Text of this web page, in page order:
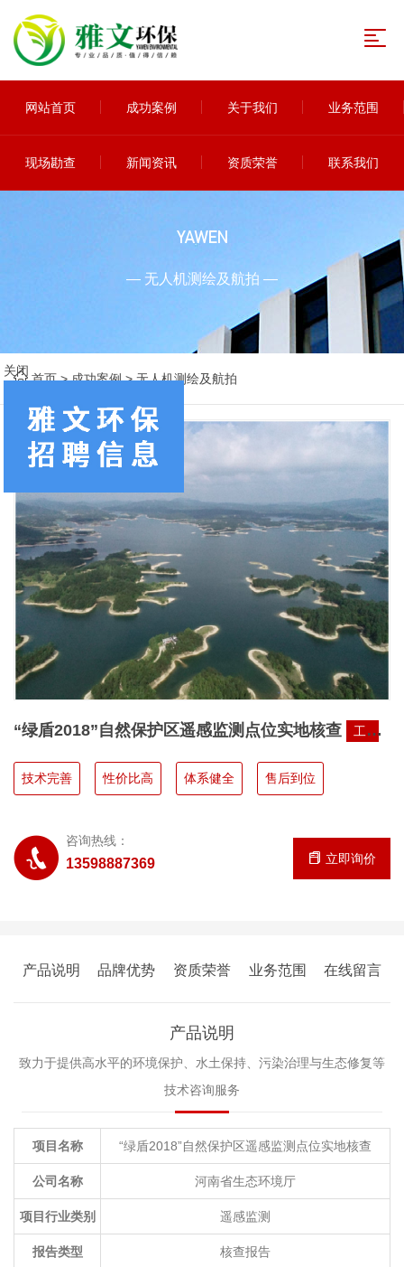
网站首页 成功案例 关于我们 业务范围
现场勘查 新闻资讯 资质荣誉 联系我们
YAWEN
— 无人机测绘及航拍 —
首页>成功案例>无人机测绘及航拍
“绿盾2018”自然保护区遥感监测点位实地核查 工厂
直销
技术完善
性价比高 体系健全 售后到位
咨询热线：
13598887369 立即询价
产品说明 品牌优势 资质荣誉 业务范围 在线留言
产品说明
致力于提供高水平的环境保护、水土保持、污染治理与生态修复等
技术咨询服务
项目名称 “绿盾2018”自然保护区遥感监测点位实地核查
公司名称 河南省生态环境厅
项目行业类别 遥感监测
报告类型 核查报告
关闭